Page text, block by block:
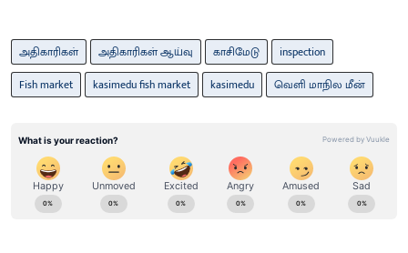
அதிகாரிகள் அதிகாரிகள் ஆய்வு காசிமேடு
inspection
Fish market
kasimedu fish market kasimedu வெளி மாநில மீன்